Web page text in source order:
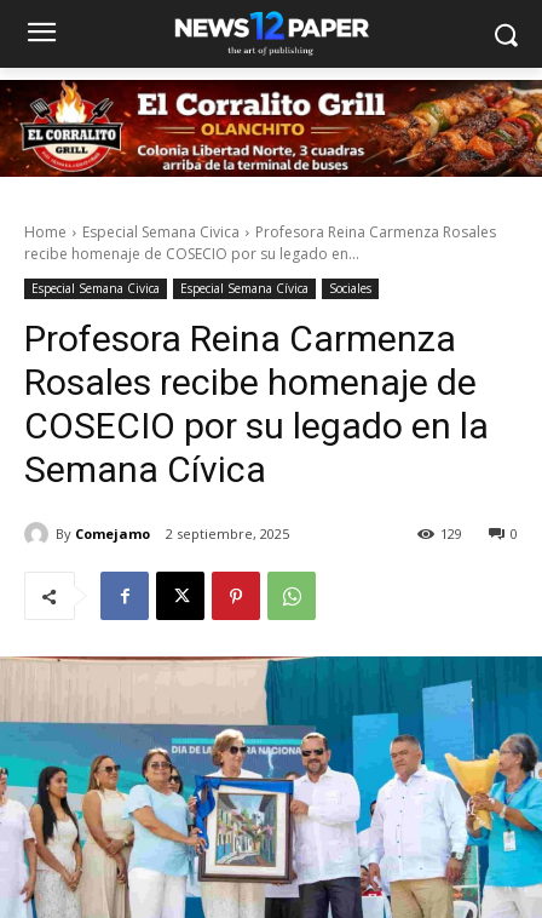
Home Especial Semana Civica
Profesora Reina Carmenza Rosales
recibe homenaje de COSECIO por su legado en...
Especial Semana Civica Especial Semana Cívica Sociales
Profesora Reina Carmenza
Rosales recibe homenaje de
COSECIO por su legado en la
Semana Cívica
By Comejamo 2 septiembre, 2025 0
129